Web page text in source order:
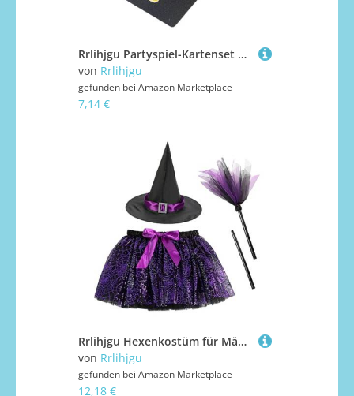
Rrlihjgu Partyspiel-Kartenset | Gruppen Kartenspiel - Interaktives Kinderspielzeug Tragbare Für Familie Feiern Freunde Unterhaltung Gemeinschaft
von Rrlihjgu
gefunden bei Amazon Marketplace
7,14 €
Rrlihjgu Hexenkostüm für Mädchen, Halloween-Set für Teenager, weiches Set mit Spinnennetz für Schule, Karneval, Theater, Kostümparty und Cosplay
von Rrlihjgu
gefunden bei Amazon Marketplace
12,18 €